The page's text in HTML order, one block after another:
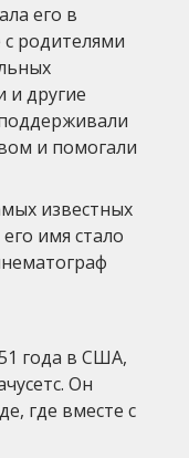
его в
родителями
и другие
и помогали
известных
имя стало
года в США,
Он
где вместе с